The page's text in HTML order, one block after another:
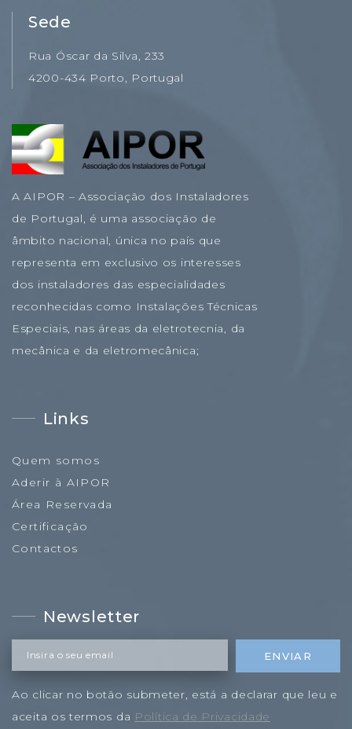
Sede
Rua Óscar da Silva, 233
4200-434 Porto, Portugal
A AIPOR – Associação dos Instaladores
de Portugal, é uma associação de
âmbito nacional, única no país que
representa em exclusivo os interesses
dos instaladores das especialidades
reconhecidas como Instalações Técnicas
Especiais, nas áreas da eletrotecnia, da
mecânica e da eletromecânica;
Links
Quem somos
Aderir à AIPOR
Área Reservada
Certificação
Contactos
Newsletter
Insira o seu email ENVIAR
Ao clicar no botão submeter, está a declarar que leu e
aceita os termos da Política de Privacidade